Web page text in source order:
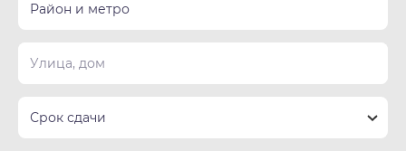
Район и метро
Срок сдачи